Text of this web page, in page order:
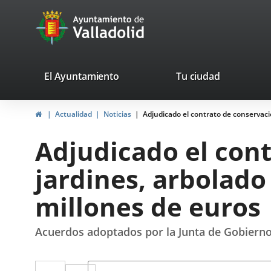
Portal
Web
Ayuntamiento
de
valladolid.es
El Ayuntamiento Tu ciudad
InicioActualidad Noticias Adjudicado el contrato de
Adjudicado el
jardines,
millones de euros
Acuerdos adoptados por la Junta de